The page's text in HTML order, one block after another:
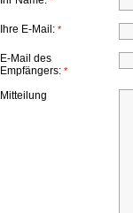
Ihre E-Mail: *
E-Mail des
Empfängers: *
Mitteilung